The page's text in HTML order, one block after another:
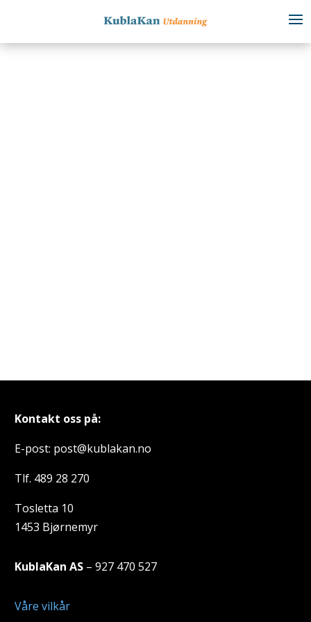
Kontakt oss på:
E-post: post@kublakan.no
Tlf. 489 28 270
Tosletta 10
1453 Bjørnemyr
KublaKan AS – 927 470 527
Våre vilkår